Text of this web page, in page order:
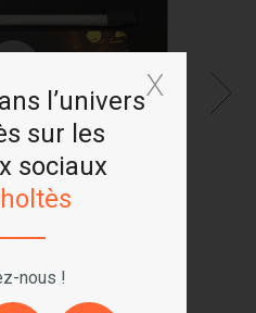
l’univers
sur les
sociaux
nous !